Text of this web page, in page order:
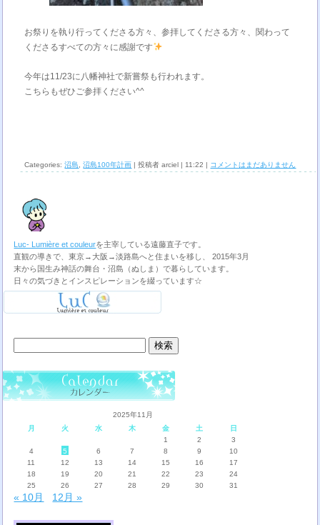
お祭りを執り行ってくださる方々、参拝してくださる方々、関わって
くださるすべての方々に感謝です
今年は11/23に八幡神社で新嘗祭も行われます。
こちらもぜひご参拝ください^^
Categories:沼島 ,沼島100年計画 | 投稿者 arciel | 11:22 | コメントはまだありません
Luc- Lumière et couleurを主宰している遠藤直子です。
直観の導きで、東京→大阪→淡路島へと住まいを移し、 2015年3月
末から国生み神話の舞台・沼島（ぬしま）で暮らしています。
日々の気づきとインスピレーションを綴っています☆
索:
2025年11月
月
火 水 木 金 土
日
1
2
3
4
5 6 7 8 9
10
11
12 13 14 15 16
17
18
19 20 21 22 23
24
25
26 27 28 29 30 31
« 10月 12月 »